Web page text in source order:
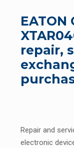
EATON
repair,
Repair and
electronic